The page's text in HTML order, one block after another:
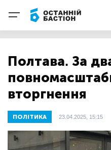
Полтава. За
вторгнення
ПОЛІТИКА 23.04.2025, 15:15